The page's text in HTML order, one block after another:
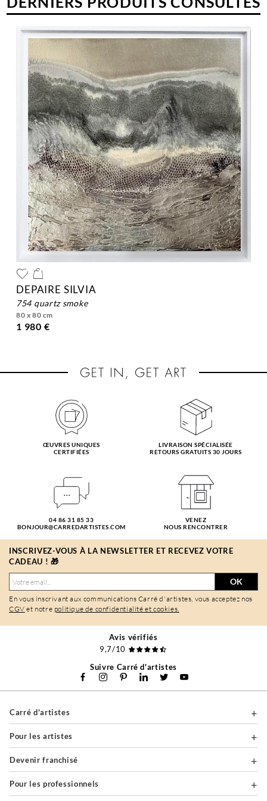
DEPAIRE SILVIA
754 quartz smoke
80 x 80 cm
1 980 €
ŒUVRES UNIQUES
CERTIFIÉES
LIVRAISON SPÉCIALISÉE
RETOURS GRATUITS 30 JOURS
04 86 31 85 33
BONJOUR@CARREDARTISTES.COM
VENEZ
NOUS RENCONTRER
INSCRIVEZ-VOUS À LA NEWSLETTER ET RECEVEZ VOTRE
CADEAU ! 🎁
OK
En vous inscrivant aux communications Carré d'artistes, vous acceptez nos
CGV et notre politique de confidentialité et cookies.
Avis vérifiés
9,7/10
Suivre Carré d'artistes
Carré d'artistes
Pour les artistes
Devenir franchisé
Pour les professionnels